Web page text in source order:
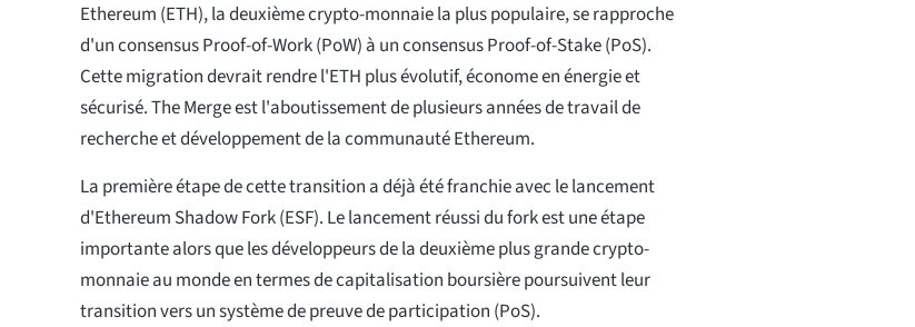
Ethereum (ETH), la deuxième crypto-monnaie la plus populaire, se rapproche
d'un consensus Proof-of-Work (PoW) à un consensus Proof-of-Stake (PoS).
Cette migration devrait rendre l'ETH plus évolutif, économe en énergie et
sécurisé. The Merge est l'aboutissement de plusieurs années de travail de
recherche et développement de la communauté Ethereum.
La première étape de cette transition a déjà été franchie avec le lancement
d'Ethereum Shadow Fork (ESF). Le lancement réussi du fork est une étape
importante alors que les développeurs de la deuxième plus grande crypto-
monnaie au monde en termes de capitalisation boursière poursuivent leur
transition vers un système de preuve de participation (PoS).